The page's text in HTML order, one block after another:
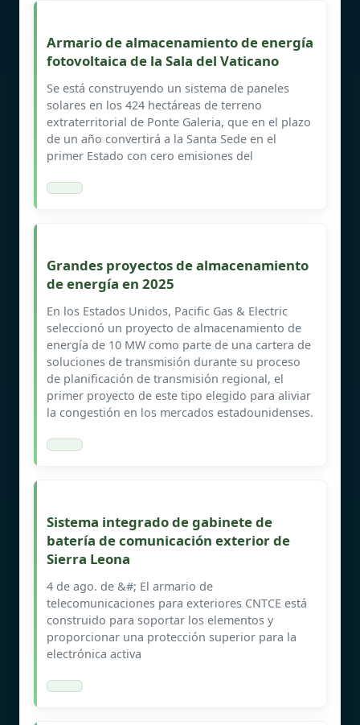
Armario de almacenamiento de energía
fotovoltaica de la Sala del Vaticano
Se está construyendo un sistema de paneles
solares en los 424 hectáreas de terreno
extraterritorial de Ponte Galeria, que en el plazo
de un año convertirá a la Santa Sede en el
primer Estado con cero emisiones del
Grandes proyectos de almacenamiento
de energía en 2025
En los Estados Unidos, Pacific Gas & Electric
seleccionó un proyecto de almacenamiento de
energía de 10 MW como parte de una cartera de
soluciones de transmisión durante su proceso
de planificación de transmisión regional, el
primer proyecto de este tipo elegido para aliviar
la congestión en los mercados estadounidenses.
Sistema integrado de gabinete de
batería de comunicación exterior de
Sierra Leona
4 de ago. de &#; El armario de
telecomunicaciones para exteriores CNTCE está
construido para soportar los elementos y
proporcionar una protección superior para la
electrónica activa